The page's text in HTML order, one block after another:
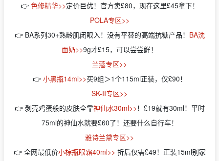
👉 色修精华>>定价巨优！官方卖£80，现在这里£45拿下！
POLA专区>>
👉 BA系列30+熟龄肌闭眼入！没有平替的高端抗糖产品！ BA洗
面奶>>9g才£15，可以尝尝鲜！
兰蔻专区>>
👉 小黑瓶14ml>>买9组＞1个115ml正装，仅£90！
SK-II专区>>
👉 剥壳鸡蛋般的皮肤全靠神仙水30ml>>！£19就有30ml！平时
75ml的神仙水就要£60了！还要什么自行车！
雅诗兰黛专区>>
👉 全网最低价小棕瓶眼霜40ml>> 折后仅需£49！正装15ml别家